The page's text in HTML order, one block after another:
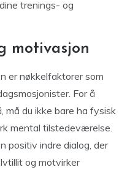
trenings- og
motivasjon
er nøkkelfaktorer som
For å
må du ikke bare ha fysisk
mental tilstedeværelse.
positiv indre dialog, der
og motvirker